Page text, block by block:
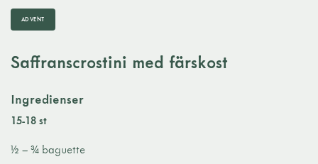
ADVENT
Saffranscrostini med färskost
Ingredienser
15-18 st
½ – ¾ baguette